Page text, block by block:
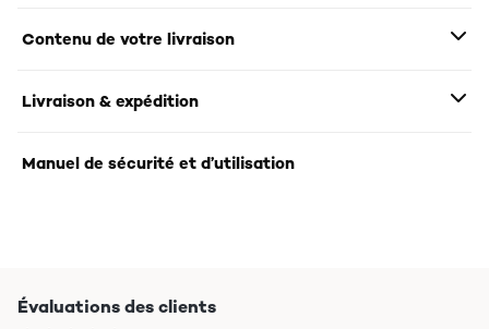
Contenu de votre livraison
Livraison & expédition
Manuel de sécurité et d’utilisation
Évaluations des clients